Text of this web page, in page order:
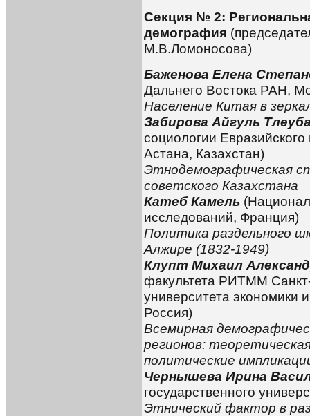
Секция № 2:
демография
М.В.Ломоносова)
Баженова Елена
Дальнего Востока РАН,
Население Китая в
Забирова Айгуль
социологии
Астана, Казахстан)
Этнодемографическая
советского Казахстана
Катеб Камель
исследований, Франция)
Политика раздельного
Алжире (1832-1949)
Клупт Михаил
факультета РИТММ Санкт-
университета экономики
Россия)
Всемирная
регионов:
политические
Чернышева Ирина
государственного
Этнический фактор в